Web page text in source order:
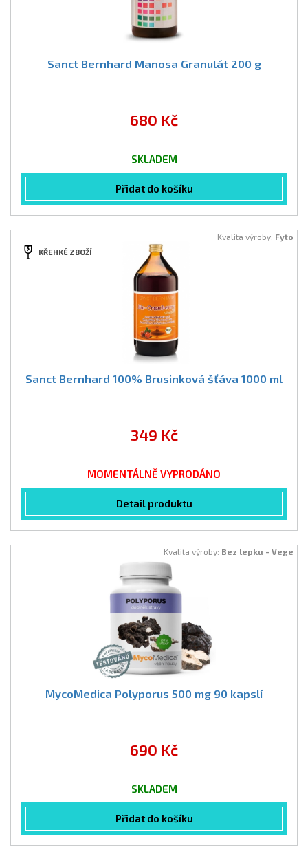
Sanct Bernhard Manosa Granulát 200 g
680 Kč
SKLADEM
Přidat do košíku
Kvalita výroby: Fyto
KŘEHKÉ ZBOŽÍ
Sanct Bernhard 100% Brusinková šťáva 1000 ml
349 Kč
MOMENTÁLNĚ VYPRODÁNO
Detail produktu
Kvalita výroby: Bez lepku - Vege
MycoMedica Polyporus 500 mg 90 kapslí
690 Kč
SKLADEM
Přidat do košíku